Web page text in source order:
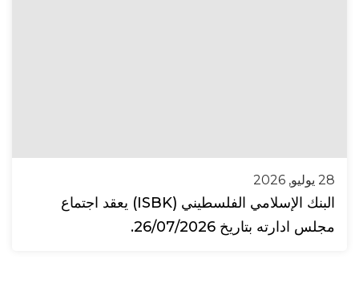
28 يوليو, 2026
البنك الإسلامي الفلسطيني (ISBK) يعقد اجتماع
مجلس ادارته بتاريخ 26/07/2026.